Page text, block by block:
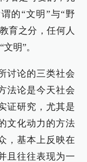
的“文明”与“野
育之分，任何人
明”。
讨论的三类社会
法论是今天社会
证研究，尤其是
文化动力的方法
，基本上反映在
且往往表现为一